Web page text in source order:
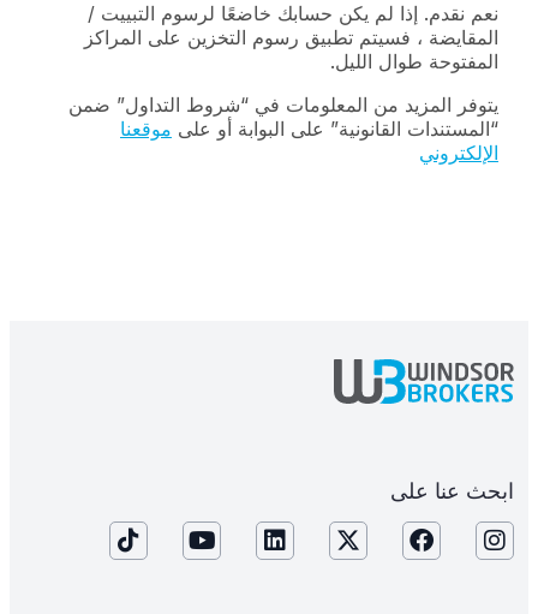
نعم نقدم. إذا لم يكن حسابك خاضعًا لرسوم التبييت /
المقايضة ، فسيتم تطبيق رسوم التخزين على المراكز
المفتوحة طوال الليل.
يتوفر المزيد من المعلومات في “شروط التداول” ضمن
“المستندات القانونية” على البوابة أو على موقعنا
الإلكتروني
ابحث عنا على